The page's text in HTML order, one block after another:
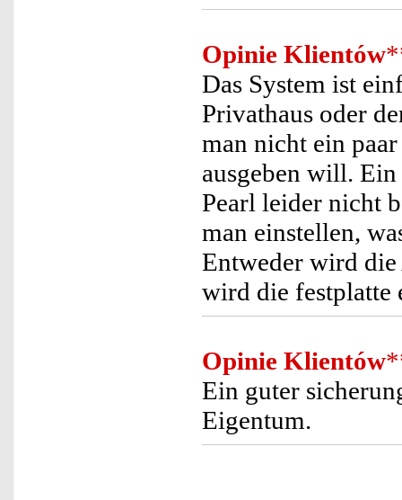
Opinie Klientów
Das System ist
Privathaus oder
man nicht ein
ausgeben will.
Pearl leider nicht
man einstellen,
Entweder wird
wird die festplatte
Opinie Klientów
Ein guter
Eigentum.